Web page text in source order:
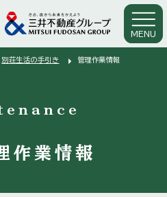
MENU
別荘生活の手引き arrow_right 管理作業情報
作業情報